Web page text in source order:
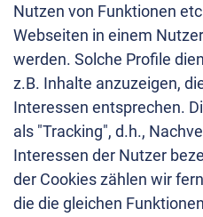
Nutzen von Funktionen
Webseiten in einem
werden. Solche Profile
z.B. Inhalte anzuzeigen,
Interessen entsprechen.
als "Tracking", d.h.,
Interessen der Nutzer
der Cookies zählen wir
die die gleichen